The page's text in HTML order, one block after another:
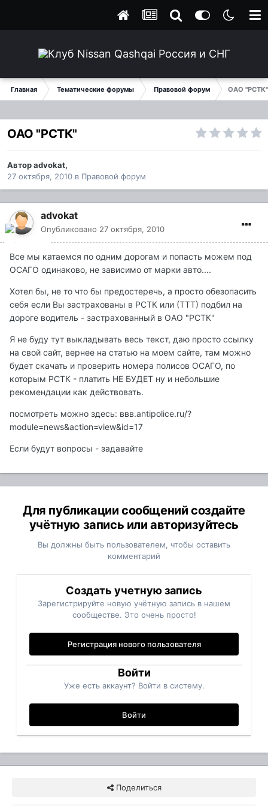
Главная Тематические форумы Правовой форум ОАО "РСТК"
ОАО "РСТК"
Авторadvokat,
27 октября, 2010 в Правовой форум
advokat
Опубликовано 27 октября, 2010
Все мы катаемся по одним дорогам и попасть можем под
ОСАГО одинаково, не зависимо от марки авто....
Хотел бы, не то что бы предостеречь, а просто обезопасить
себя если Вы застрахованы в РСТК или (ТТТ) подбил на
дороге водитель - застрахованный в ОАО "РСТК"
Я не буду тут выкладывать весь текст, даю просто ссылку
на свой сайт, вернее на статью на моем сайте, там можно
будет скачать и проверить номера полисов ОСАГО, по
которым РСТК - платить НЕ БУДЕТ ну и небольшие
рекомендации как действовать.
посмотреть можно здесь: ввв.antipolice.ru/?
module=news&action=view&id=17
Если будут вопросы - задавайте
Для публикации сообщений создайте
учётную запись или авторизуйтесь
Вы должны быть пользователем, чтобы оставить
комментарий
Создать учетную запись
Зарегистрируйте новую учётную запись в нашем
сообществе. Это очень просто!
Регистрация нового пользователя
Войти
Уже есть аккаунт? Войти в систему.
Войти
Поделиться